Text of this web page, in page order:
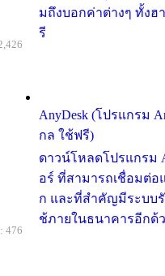
มถึงบอกค่าต่างๆ ทั้งฮ
รี
AnyDesk (โปรแกรม
กล ใช้ฟรี)
ดาวน์โหลดโปรแกรม
อร์ ที่สามารถเชื่อมต่อ
ก และที่สำคัญมีระบบ
ช้ภายในธนาคารอีกด้
476